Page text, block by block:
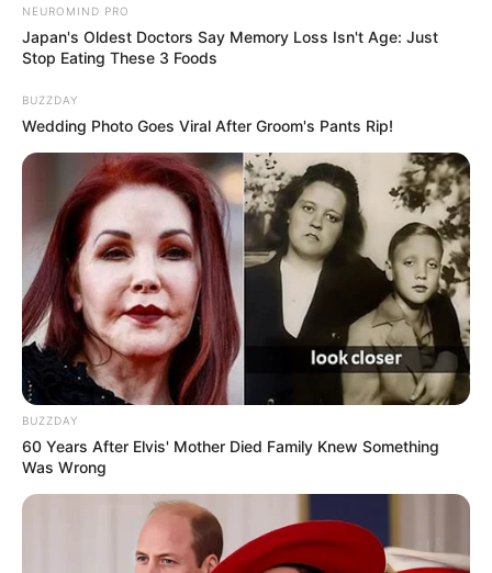
NEUROMIND PRO
Japan's Oldest Doctors Say Memory Loss Isn't Age: Just
Stop Eating These 3 Foods
BUZZDAY
Wedding Photo Goes Viral After Groom's Pants Rip!
BUZZDAY
60 Years After Elvis' Mother Died Family Knew Something
Was Wrong